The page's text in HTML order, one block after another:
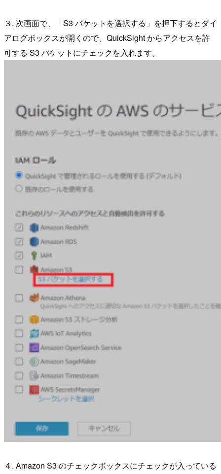
３. 次画面で、「S3 バケットを選択する」を押下するとダイ
アログボックスが開くので、QuickSight からアクセスを許
可する S3 バケットにチェックを入れます。
４. Amazon S3 のチェックボックスにチェックが入っている